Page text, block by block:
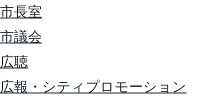
市長室
市議会
広聴
広報・シティプロモーション